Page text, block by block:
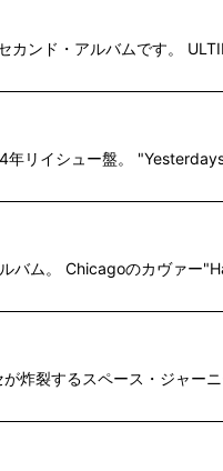
ンド・アルバムです。
リイシュー盤。
バム。 Chicagoのカヴァー
炸裂するスペース・ジャ